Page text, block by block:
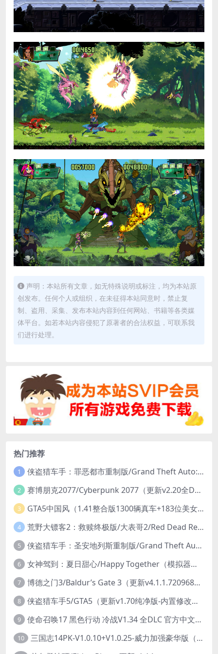
声明：本站所有文章，如无特殊说明或标注，均为本站原
创发布。任何个人或组织，在未征得本站同意时，禁止复
制、盗用、采集、发布本站内容到任何网站、书籍等各类媒
体平台。如若本站内容侵犯了原著者的合法权益，可联系我
们进行处理。
热门推荐
1 侠盗猎车手：罪恶都市重制版/Grand Theft Auto: Vice City – The Definitive Edition
2 赛博朋克2077/Cyberpunk 2077（更新v2.20全DLC）
3 GTA5中国风（1.41整合版1300辆真车+183位美女与英雄+200%存档）
4 荒野大镖客2：救赎终极版/大表哥2/Red Dead Redemption 2: Ultimate Edition（更新v1491.50终极版）
5 侠盗猎车手：圣安地列斯重制版/Grand Theft Auto: San Andreas – The Definitive Edition（更新v1.113.49697469）
6 女神驾到：夏日甜心/Happy Together（模拟器版-升级豪华终极珍藏版+全DLC）
7 博德之门3/Baldur’s Gate 3（更新v4.1.1.7209685）
8 侠盗猎车手5/GTA5（更新v1.70纯净版-内置修改器+通关存档）
9 使命召唤17 黑色行动 冷战V1.34 全DLC 官方中文版COD17
10 三国志14PK-V1.0.10+V1.0.25-威力加强豪华版（武将面容套装-全DLC+季票+特典+中文语音+编辑修改器）